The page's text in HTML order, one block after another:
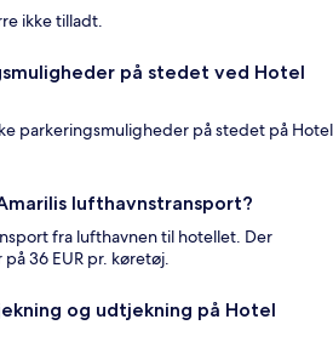
ikke tilladt.
på stedet ved Hotel
parkeringsmuligheder på stedet på Hotel
lufthavnstransport?
fra lufthavnen til hotellet. Der
36 EUR pr. køretøj.
og udtjekning på Hotel